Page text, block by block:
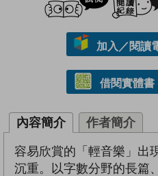
加入／閱讀
借閱實體書
內容簡介 作者簡介
容易欣賞的「輕音樂」出
沉重。以字數分野的長篇